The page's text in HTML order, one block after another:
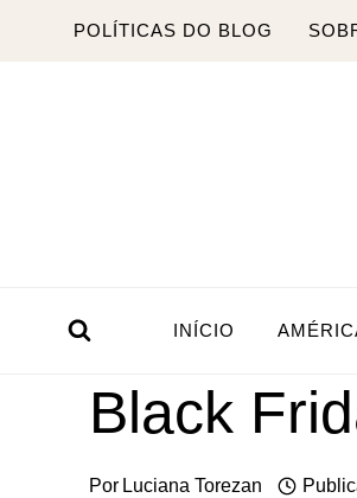
POLÍTICAS DO BLOG
INÍCIO
Black
Por Luciana Torezan